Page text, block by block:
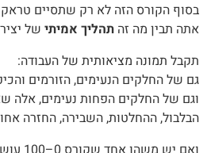
בסוף הקורס הזה לא רק שתסיים
אתה תבין מה זה תהליך אמיתישל
תקבל תמונה מציאותית של העבודה:
גם של החלקים הנעימים, הזורמים
וגם של החלקים הפחות נעימים, אלה
הבלבול, ההחלטות, השבירה, החזרה